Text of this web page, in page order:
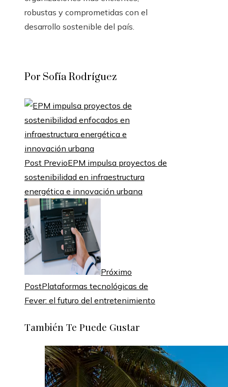
robustas y comprometidas con el
desarrollo sostenible del país.
Por Sofía Rodríguez
Post PrevioEPM impulsa proyectos de
sostenibilidad en infraestructura
energética e innovación urbana
Próximo
PostPlataformas tecnológicas de
Fever: el futuro del entretenimiento
También Te Puede Gustar